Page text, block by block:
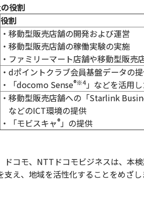
役割
役割
・移動型販売店舗の開発および運営
・移動型販売店舗の稼働実験の実施
・ファミリーマート店舗や移動型販売
・dポイントクラブ会員基盤データの
・「docomo Sense®※4」などを活用
・移動型販売店舗への「Starlink
などのICT環境の提供
・「モビスキャ®」の提供
コモ、NTTドコモビジネスは、本
え、地域を活性化することをめざし